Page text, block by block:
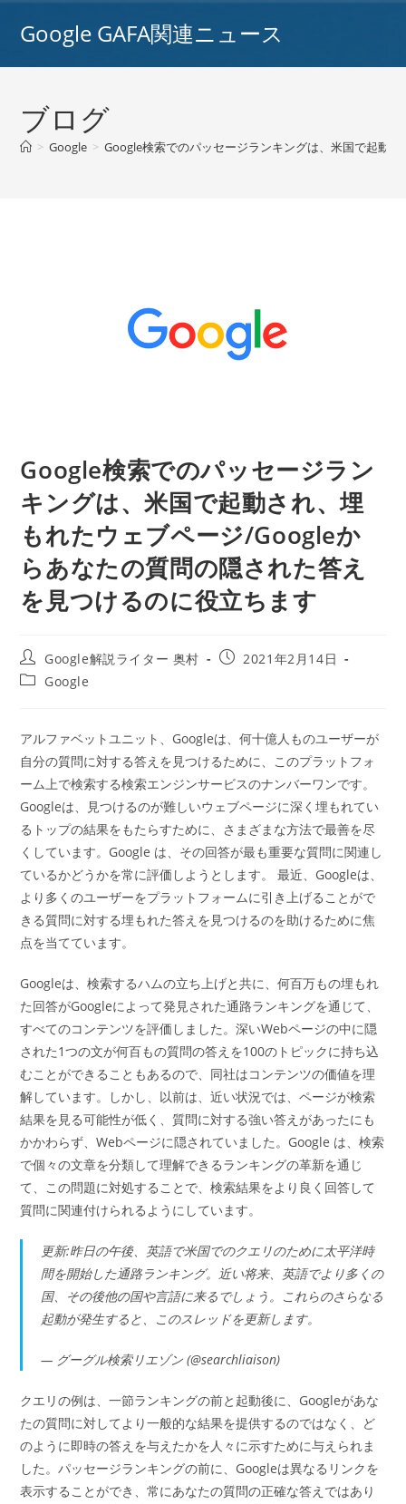
Google GAFA関連ニュース
ブログ
> Google > Google検索でのパッセージランキングは、米国で起動
Google検索でのパッセージラン
キングは、米国で起動され、埋
もれたウェブページ/Googleか
らあなたの質問の隠された答え
を見つけるのに役立ちます
投
稿
者:
Google解説ライター 奥村
投
2021年2月14日
投
テ
ゴ
リ
ー:
Google
アルファベットユニット、Googleは、何十億人ものユーザーが
自分の質問に対する答えを見つけるために、このプラットフォ
ーム上で検索する検索エンジンサービスのナンバーワンです。
Googleは、見つけるのが難しいウェブページに深く埋もれてい
るトップの結果をもたらすために、さまざまな方法で最善を尽
くしています。Google は、その回答が最も重要な質問に関連し
ているかどうかを常に評価しようとします。 最近、Googleは、
より多くのユーザーをプラットフォームに引き上げることがで
きる質問に対する埋もれた答えを見つけるのを助けるために焦
点を当てています。
Googleは、検索するハムの立ち上げと共に、何百万もの埋もれ
た回答がGoogleによって発見された通路ランキングを通じて、
すべてのコンテンツを評価しました。深いWebページの中に隠
された1つの文が何百もの質問の答えを100のトピックに持ち込
むことができることもあるので、同社はコンテンツの価値を理
解しています。しかし、以前は、近い状況では、ページが検索
結果を見る可能性が低く、質問に対する強い答えがあったにも
かかわらず、Webページに隠されていました。Google は、検索
で個々の文章を分類して理解できるランキングの革新を通じ
て、この問題に対処することで、検索結果をより良く回答して
質問に関連付けられるようにしています。
更新:昨日の午後、英語で米国でのクエリのために太平洋時
間を開始した通路ランキング。近い将来、英語でより多くの
国、その後他の国や言語に来るでしょう。これらのさらなる
起動が発生すると、このスレッドを更新します。
— グーグル検索リエゾン (@searchliaison)
クエリの例は、一節ランキングの前と起動後に、Googleがあな
たの質問に対してより一般的な結果を提供するのではなく、ど
のように即時の答えを与えたかを人々に示すために与えられま
した。パッセージランキングの前に、Googleは異なるリンクを
表示することができ、常にあなたの質問の正確な答えではあり